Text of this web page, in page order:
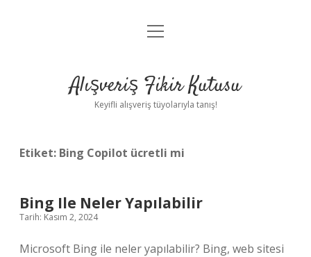
Anasayfa
Yasal Uyarı
menüyü
Alışveriş Fikir Kutusu
Keyifli alışveriş tüyolarıyla tanış!
Etiket: Bing Copilot ücretli mi
Bing Ile Neler Yapılabilir
Tarih: Kasım 2, 2024
Microsoft Bing ile neler yapılabilir? Bing, web sitesi